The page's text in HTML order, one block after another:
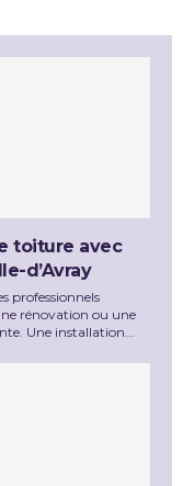
toiture avec
d’Avray
professionnels
rénovation ou une
Une installation...